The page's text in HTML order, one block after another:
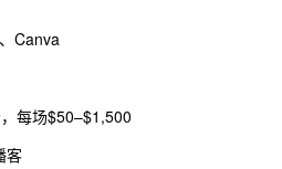
Canva
每场$50–$1,500
客